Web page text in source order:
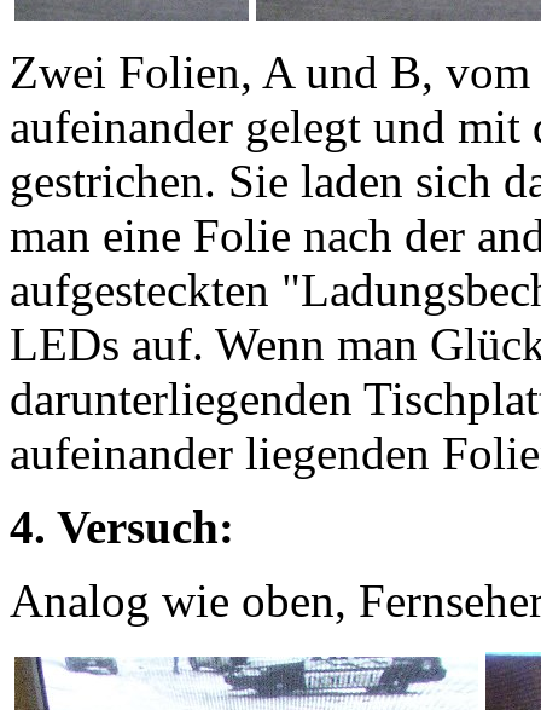
Zwei Folien, A und B,
aufeinander gelegt und
gestrichen. Sie laden sich
man eine Folie nach der
aufgesteckten
LEDs auf. Wenn man
darunterliegenden
aufeinander liegenden
4. Versuch:
Analog wie oben,